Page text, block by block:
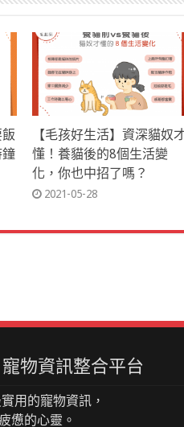
【毛孩好生活】資深貓奴
懂！養貓後的8個生活變
化，你也中招了嗎？
2021-05-28
物資訊整合平台
用的寵物資訊，
憊的心靈。